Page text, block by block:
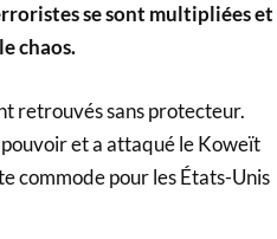
se sont multipliées et
chaos.
retrouvés sans protecteur.
et a attaqué le Koweït
commode pour les États-Unis